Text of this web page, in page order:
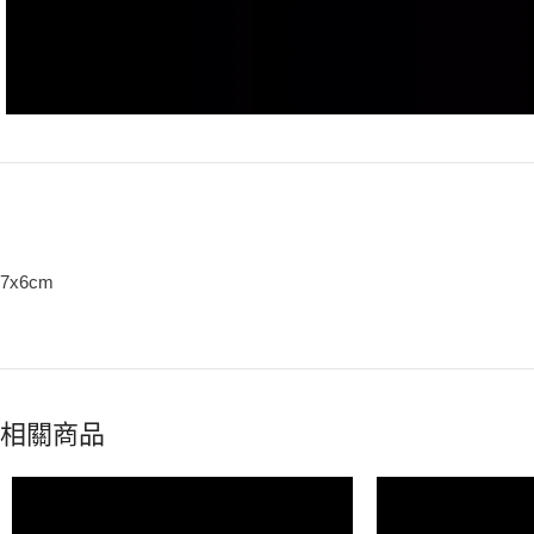
7x6cm
相關商品